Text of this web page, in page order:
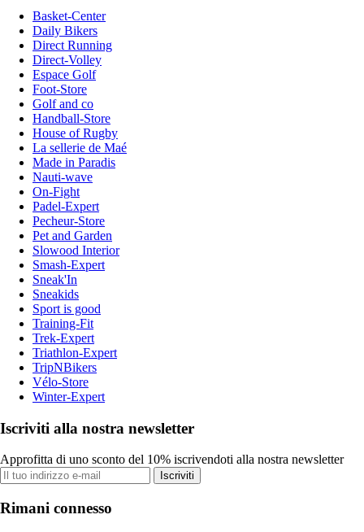
Basket-Center
Daily Bikers
Direct Running
Direct-Volley
Espace Golf
Foot-Store
Golf and co
Handball-Store
House of Rugby
La sellerie de Maé
Made in Paradis
Nauti-wave
On-Fight
Padel-Expert
Pecheur-Store
Pet and Garden
Slowood Interior
Smash-Expert
Sneak'In
Sneakids
Sport is good
Training-Fit
Trek-Expert
Triathlon-Expert
TripNBikers
Vélo-Store
Winter-Expert
Iscriviti alla nostra newsletter
Approfitta di uno sconto del 10% iscrivendoti alla nostra newsletter
Iscriviti
Rimani connesso